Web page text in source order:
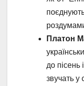
Платон
до пісень
звучать у